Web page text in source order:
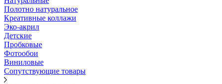
Полотно натуральное
Креативные коллажи
Эко-акрил
Детские
Пробковые
Фотообои
Виниловые
Сопутствующие товары